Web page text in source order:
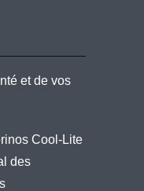
et de vos
Cool-Lite
des